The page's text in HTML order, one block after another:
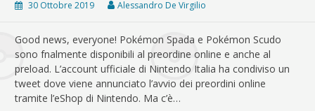
30 Ottobre 2019 Alessandro De Virgilio
Good news, everyone! Pokémon Spada e Pokémon Scudo
sono fnalmente disponibili al preordine online e anche al
preload. L’account ufficiale di Nintendo Italia ha condiviso un
tweet dove viene annunciato l’avvio dei preordini online
tramite l’eShop di Nintendo. Ma c’è…